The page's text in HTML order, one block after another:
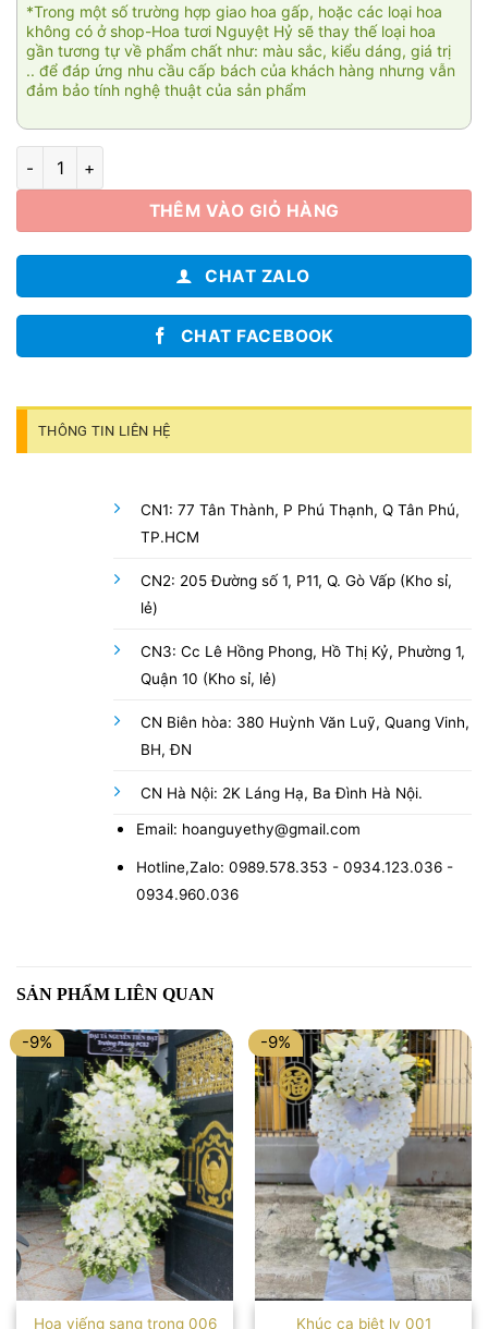
*Trong một số trường hợp giao hoa gấp, hoặc các loại hoa
không có ở shop-Hoa tươi Nguyệt Hỷ sẽ thay thế loại hoa
gần tương tự về phẩm chất như: màu sắc, kiểu dáng, giá trị
.. để đáp ứng nhu cầu cấp bách của khách hàng nhưng vẫn
đảm bảo tính nghệ thuật của sản phẩm
Hoa viếng tiễn người 01 số lượng
THÊM VÀO GIỎ HÀNG
CHAT ZALO
CHAT FACEBOOK
THÔNG TIN LIÊN HỆ
CN1: 77 Tân Thành, P Phú Thạnh, Q Tân Phú,
TP.HCM
CN2: 205 Đường số 1, P11, Q. Gò Vấp (Kho sỉ,
lẻ)
CN3: Cc Lê Hồng Phong, Hồ Thị Kỷ, Phường 1,
Quận 10 (Kho sỉ, lẻ)
CN Biên hòa: 380 Huỳnh Văn Luỹ, Quang Vinh,
BH, ĐN
CN Hà Nội: 2K Láng Hạ, Ba Đình Hà Nội.
Email: hoanguyethy@gmail.com
Hotline,Zalo: 0989.578.353 - 0934.123.036 -
0934.960.036
SẢN PHẨM LIÊN QUAN
-9%
Hoa viếng sang trọng 006
-9%
Khúc ca biệt ly 001